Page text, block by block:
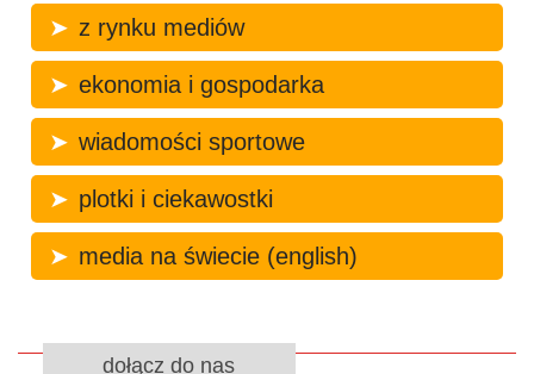
z rynku mediów
ekonomia i gospodarka
wiadomości sportowe
plotki i ciekawostki
media na świecie (english)
dołącz do nas